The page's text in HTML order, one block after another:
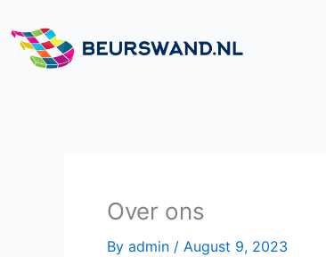
to
content
Over ons
By admin / August 9, 2023